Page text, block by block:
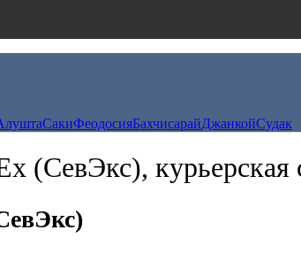
СакиФеодосияБахчисарайДжанкойСудак
(СевЭкс), курьерская